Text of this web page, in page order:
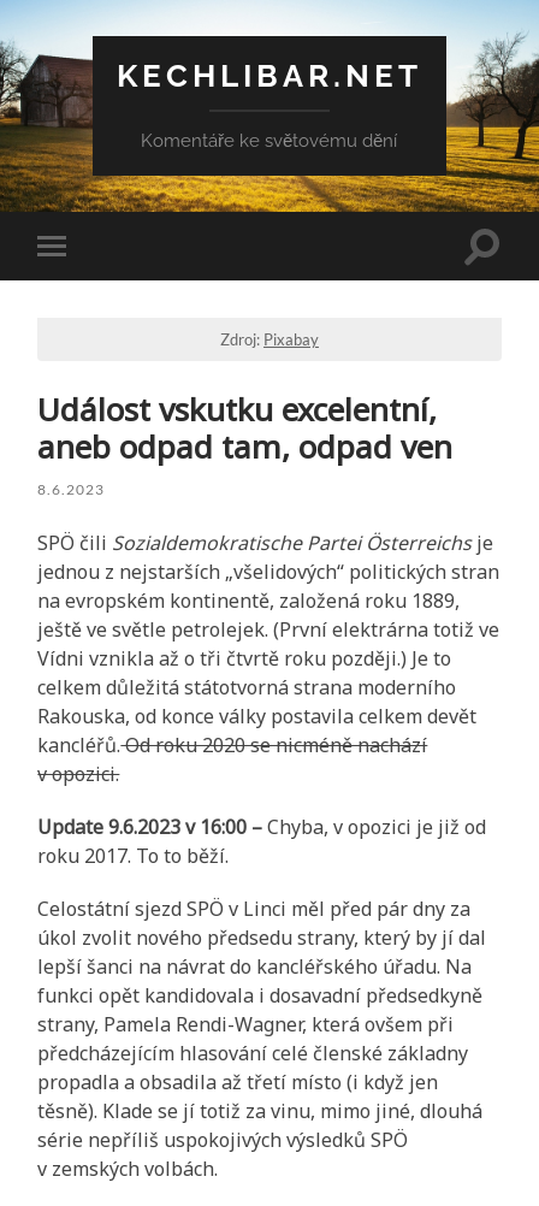
KECHLIBAR.NET
Komentáře ke světovému dění
Přepnout
mobilní
Zdroj: Pixabay
Událost vskutku excelentní,
aneb odpad tam, odpad ven
8.6.2023
SPÖ čili Sozialdemokratische Partei Österreichsje
jednou z nejstarších „všelidových“ politických stran
na evropském kontinentě, založená roku 1889,
ještě ve světle petrolejek. (První elektrárna totiž ve
Vídni vznikla až o tři čtvrtě roku později.) Je to
celkem důležitá státotvorná strana moderního
Rakouska, od konce války postavila celkem devět
kancléřů.Od roku 2020 se nicméně nachází
v opozici.
Update 9.6.2023 v 16:00 –Chyba, v opozici je již od
roku 2017. To to běží.
Celostátní sjezd SPÖ v Linci měl před pár dny za
úkol zvolit nového předsedu strany, který by jí dal
lepší šanci na návrat do kancléřského úřadu. Na
funkci opět kandidovala i dosavadní předsedkyně
strany, Pamela Rendi-Wagner, která ovšem při
předcházejícím hlasování celé členské základny
propadla a obsadila až třetí místo (i když jen
těsně). Klade se jí totiž za vinu, mimo jiné, dlouhá
série nepříliš uspokojivých výsledků SPÖ
v zemských volbách.